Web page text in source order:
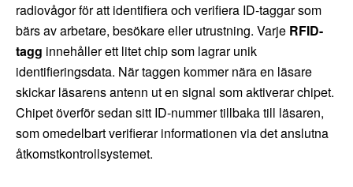
radiovågor för att identifiera och verifiera ID-taggar som
bärs av arbetare, besökare eller utrustning. Varje RFID-
tagg innehåller ett litet chip som lagrar unik
identifieringsdata. När taggen kommer nära en läsare
skickar läsarens antenn ut en signal som aktiverar chipet.
Chipet överför sedan sitt ID-nummer tillbaka till läsaren,
som omedelbart verifierar informationen via det anslutna
åtkomstkontrollsystemet.